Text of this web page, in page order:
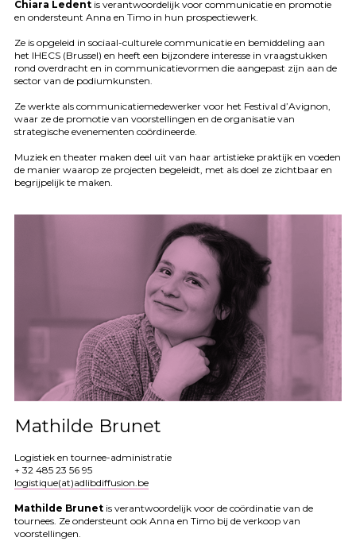
Chiara Ledentis verantwoordelijk voor communicatie en promotie
en ondersteunt Anna en Timo in hun prospectiewerk.
Ze is opgeleid in sociaal-culturele communicatie en bemiddeling aan
het IHECS(Brussel) en heeft een bijzondere interesse in vraagstukken
rond overdracht en in communicatievormen die aangepast zijn aan de
sector van de podiumkunsten.
Ze werkte als communicatiemedewerker voor het Festival d’Avignon,
waar ze de promotie van voorstellingen en de organisatie van
strategische evenementen coördineerde.
Muziek en theater maken deel uit van haar artistieke praktijk en voeden
de manier waarop ze projecten begeleidt, met als doel ze zichtbaar en
begrijpelijk te maken.
Mathilde Brunet
Logistiek en tournee-administratie
+ 32 485 23 56 95
logistique(at)adlibdiffusion.be
Mathilde Brunetis verantwoordelijk voor de coördinatie van de
tournees. Ze ondersteunt ook Anna en Timo bij de verkoop van
voorstellingen.